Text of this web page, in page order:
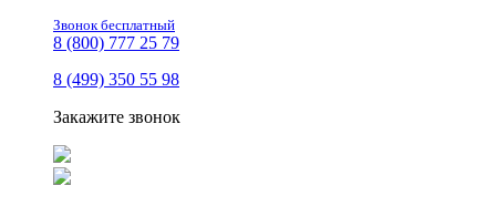
Звонок бесплатный
8 (800) 777 25 79
8 (499) 350 55 98
Закажите звонок